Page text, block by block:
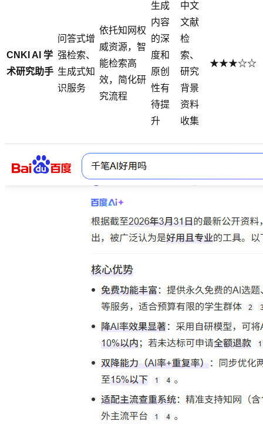
CNKI AI 学
术研究助手
问答式增
强检索、
生成式知
识服务
依托知网权
威资源，智
能检索高
效，简化研
究流程
生成
内容
的深
度和
原创
性有
待提
升
中文
文献
检
索、
研究
背景
资料
收集
★★★☆☆